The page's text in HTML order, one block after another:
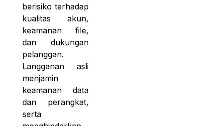
berisiko terhadap
kualitas akun,
keamanan file,
dan dukungan
pelanggan.
Langganan asli
menjamin
keamanan data
dan perangkat,
serta